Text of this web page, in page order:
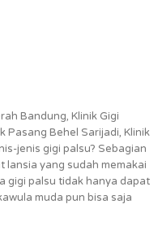
Bandung, Klinik Gigi
Pasang Behel Sarijadi, Klinik
jenis gigi palsu? Sebagian
lansia yang sudah memakai
gigi palsu tidak hanya dapat
muda pun bisa saja